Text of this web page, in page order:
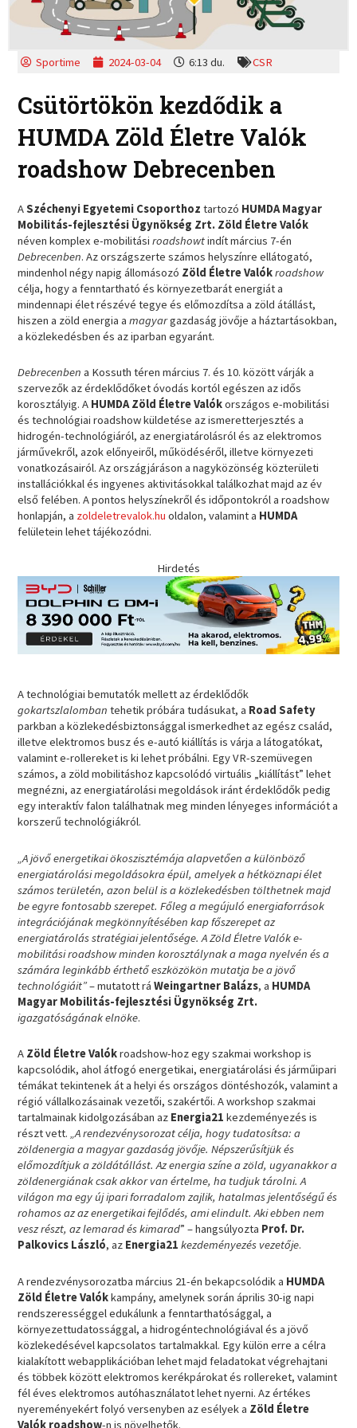
Sportime 2024-03-04 6:13 du. CSR
Csütörtökön kezdődik a
HUMDA Zöld Életre Valók
roadshow Debrecenben
ASzéchenyi Egyetemi Csoporthoztartozó HUMDA Magyar
Mobilitás-fejlesztési Ügynökség Zrt. Zöld Életre Valók
néven komplex e-mobilitásiroadshowtindít március 7-én
Debrecenben. Az országszerte számos helyszínre ellátogató,
mindenhol négy napig állomásozó Zöld Életre Valókroadshow
célja, hogy a fenntartható és környezetbarát energiát a
mindennapi élet részévé tegye és előmozdítsa a zöld átállást,
hiszen a zöld energia amagyargazdaság jövője a háztartásokban,
a közlekedésben és az iparban egyaránt.
Debrecenbena Kossuth téren március 7. és 10. között várják a
szervezők az érdeklődőket óvodás kortól egészen az idős
korosztályig. A HUMDA Zöld Életre Valókországos e-mobilitási
és technológiai roadshow küldetése az ismeretterjesztés a
hidrogén-technológiáról, az energiatárolásról és az elektromos
járművekről, azok előnyeiről, működéséről, illetve környezeti
vonatkozásairól. Az országjáráson a nagyközönség közterületi
installációkkal és ingyenes aktivitásokkal találkozhat majd az év
első felében. A pontos helyszínekről és időpontokról a roadshow
honlapján, a zoldeletrevalok.hu oldalon, valamint a HUMDA
felületein lehet tájékozódni.
Hirdetés
A technológiai bemutatók mellett az érdeklődők
gokartszlalombantehetik próbára tudásukat, a Road Safety
parkban a közlekedésbiztonsággal ismerkedhet az egész család,
illetve elektromos busz és e-autó kiállítás is várja a látogatókat,
valamint e-rollereket is ki lehet próbálni. Egy VR-szemüvegen
számos, a zöld mobilitáshoz kapcsolódó virtuális „kiállítást” lehet
megnézni, az energiatárolási megoldások iránt érdeklődők pedig
egy interaktív falon találhatnak meg minden lényeges információt a
korszerű technológiákról.
„A jövő energetikai ökoszisztémája alapvetően a különböző
energiatárolási megoldásokra épül, amelyek a hétköznapi élet
számos területén, azon belül is a közlekedésben tölthetnek majd
be egyre fontosabb szerepet. Főleg a megújuló energiaforrások
integrációjának megkönnyítésében kap főszerepet az
energiatárolás stratégiai jelentősége. A Zöld Életre Valók e-
mobilitási roadshow minden korosztálynak a maga nyelvén és a
számára leginkább érthető eszközökön mutatja be a jövő
technológiáit”– mutatott ráWeingartner Balázs, a HUMDA
Magyar Mobilitás-fejlesztési Ügynökség Zrt.
igazgatóságának elnöke.
A Zöld Életre Valókroadshow-hoz egy szakmai workshop is
kapcsolódik, ahol átfogó energetikai, energiatárolási és járműipari
témákat tekintenek át a helyi és országos döntéshozók, valamint a
régió vállalkozásainak vezetői, szakértői. A workshop szakmai
tartalmainak kidolgozásában az Energia21kezdeményezés is
részt vett. „A rendezvénysorozat célja, hogy tudatosítsa: a
zöldenergia a magyar gazdaság jövője. Népszerűsítjük és
előmozdítjuk a zöldátállást. Az energia színe a zöld, ugyanakkor a
zöldenergiának csak akkor van értelme, ha tudjuk tárolni. A
világon ma egy új ipari forradalom zajlik, hatalmas jelentőségű és
rohamos az az energetikai fejlődés, ami elindult. Aki ebben nem
vesz részt, az lemarad és kimarad” – hangsúlyozta Prof. Dr.
Palkovics László, az Energia21kezdeményezés vezetője.
A rendezvénysorozatba március 21-én bekapcsolódik a HUMDA
Zöld Életre Valókkampány, amelynek során április 30-ig napi
rendszerességgel edukálunk a fenntarthatósággal, a
környezettudatossággal, a hidrogéntechnológiával és a jövő
közlekedésével kapcsolatos tartalmakkal. Egy külön erre a célra
kialakított webapplikációban lehet majd feladatokat végrehajtani
és többek között elektromos kerékpárokat és rollereket, valamint
fél éves elektromos autóhasználatot lehet nyerni. Az értékes
nyereményekért folyó versenyben az esélyek a Zöld Életre
Valók roadshow-n is növelhetők.